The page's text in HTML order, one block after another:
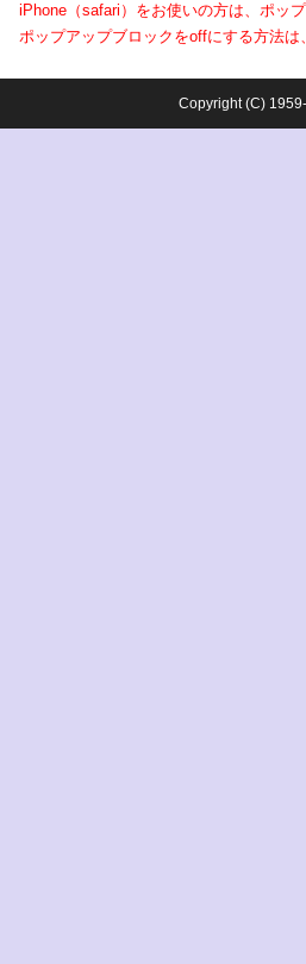
iPhone（safari）をお使いの方は、ポッ
ポップアップブロックをoffにする方法は、
Copyright (C)